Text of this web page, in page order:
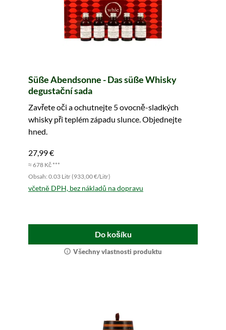
Süße Abendsonne - Das süße Whisky
degustační sada
Zavřete oči a ochutnejte 5 ovocně-sladkých
whisky při teplém západu slunce. Objednejte
hned.
27,99 €
≈ 678 Kč ***
Obsah: 0.03 Litr (933,00 €/Litr)
včetně DPH, bez nákladů na dopravu
Do košíku
Všechny vlastnosti produktu